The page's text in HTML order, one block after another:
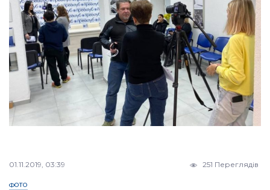
01.11.2019, 03:39 251 Переглядів
ФОТО